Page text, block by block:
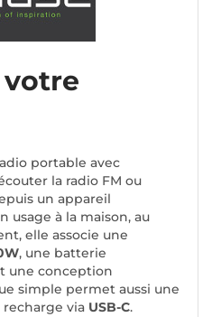
votre
portable avec
la radio FM ou
un appareil
usage à la maison, au
elle associe une
, une batterie
une conception
simple permet aussi une
recharge via USB-C.